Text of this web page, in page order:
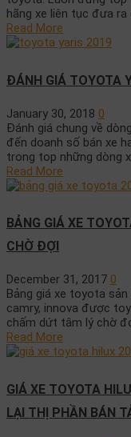
hãng xe liên tục đưa ra
Read More
ĐÁNH GIÁ TOYOTA
January 30, 2018 0
Đánh giá chung về
đến doanh số bán xe
trong top những dòng
Read More
BẢNG GIÁ XE
CHỜ ĐỢI
December 31, 2017 0
Bảng giá xe toyota
camry, innova được
chấm dứt tâm lý chờ
Read More
GIÁ XE TOYOTA
LẠI THỊ PHẦN BÁN